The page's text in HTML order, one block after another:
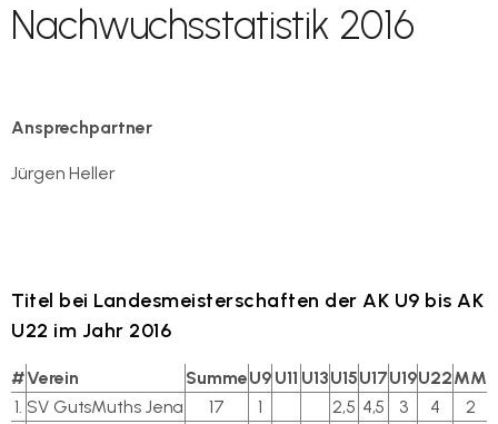
Nachwuchsstatistik 2016
Ansprechpartner
Jürgen Heller
Titel bei Landesmeisterschaften der AK U9 bis AK
U22 im Jahr 2016
#Verein SummeU9 U11 U13U15U17U19U22MM
1. SV GutsMuths Jena 17 1 2,5 4,5 3 4
2